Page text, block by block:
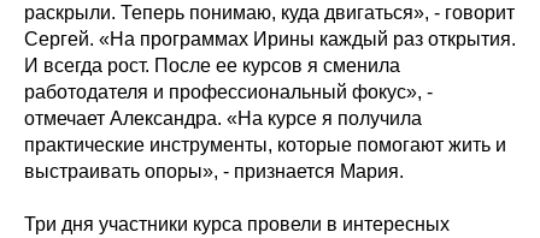
раскрыли. Теперь понимаю, куда двигаться», - говорит
Сергей. «На программах Ирины каждый раз открытия.
И всегда рост. После ее курсов я сменила
работодателя и профессиональный фокус», -
отмечает Александра. «На курсе я получила
практические инструменты, которые помогают жить и
выстраивать опоры», - признается Мария.
Три дня участники курса провели в интересных